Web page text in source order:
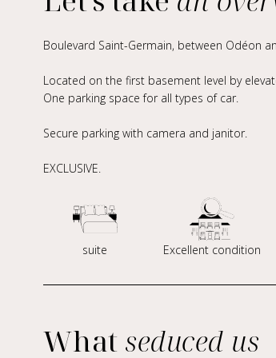
Boulevard Saint-Germain, between Odéon
Located on the first basement level by
One parking space for all types of car.
Secure parking with camera and janitor.
EXCLUSIVE.
suite Excellent condition
What seduced us